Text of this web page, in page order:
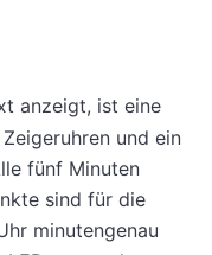
anzeigt, ist eine
und ein
fünf Minuten
sind für die
minutengenau